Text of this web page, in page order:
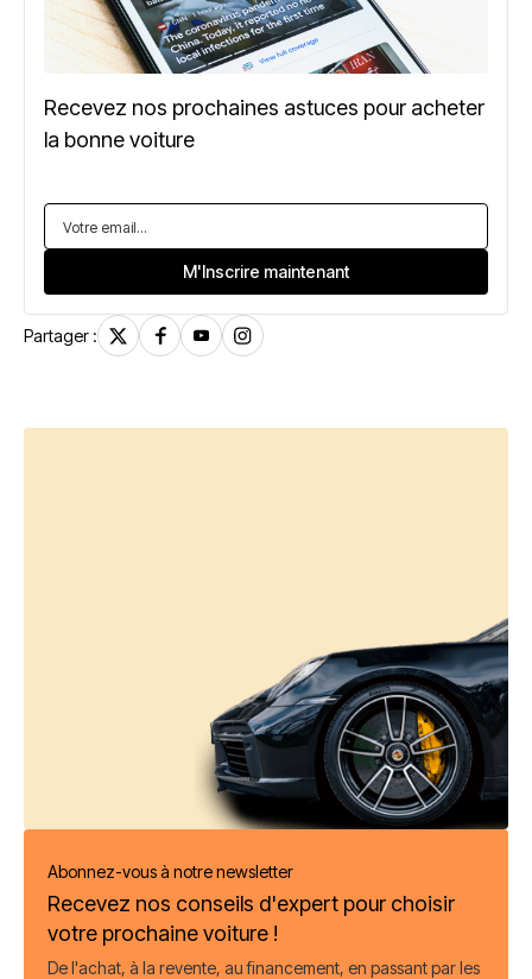
Recevez nos prochaines astuces pour acheter
la bonne voiture
Partager :
Abonnez-vous à notre newsletter
Recevez nos conseils d'expert pour choisir
votre prochaine voiture !
De l'achat, à la revente, au financement, en passant par les